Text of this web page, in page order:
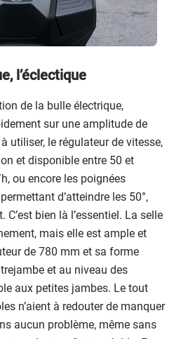
l’éclectique
de la bulle électrique,
sur une amplitude de
utiliser, le régulateur de vitesse,
et disponible entre 50 et
ou encore les poignées
d’atteindre les 50°,
bien là l’essentiel. La selle
mais elle est ample et
de 780 mm et sa forme
et au niveau des
aux petites jambes. Le tout
n’aient à redouter de manquer
aucun problème, même sans